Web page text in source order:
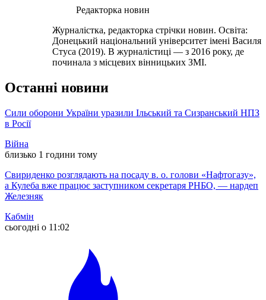
Редакторка новин
Журналістка, редакторка стрічки новин. Освіта:
Донецький національний університет імені Василя
Стуса (2019). В журналістиці — з 2016 року, де
починала з місцевих вінницьких ЗМІ.
Останні новини
Сили оборони України уразили Ільський та Сизранський НПЗ
в Росії
Війна
близько 1 години тому
Свириденко розглядають на посаду в. о. голови «Нафтогазу»,
а Кулеба вже працює заступником секретаря РНБО, — нардеп
Железняк
Кабмін
сьогодні о 11:02